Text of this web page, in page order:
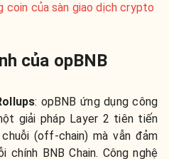
coin của sàn giao dịch crypto
của opBNB
: opBNB ứng dụng công
giải pháp Layer 2 tiên tiến
(off-chain) mà vẫn đảm
BNB Chain. Công nghệ